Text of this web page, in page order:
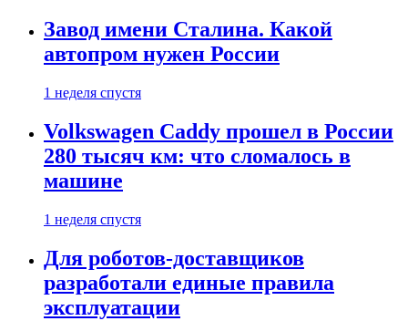
Завод имени Сталина. Какой
автопром нужен России
1 неделя спустя
Volkswagen Caddy прошел в России
280 тысяч км: что сломалось в
машине
1 неделя спустя
Для роботов-доставщиков
разработали единые правила
эксплуатации